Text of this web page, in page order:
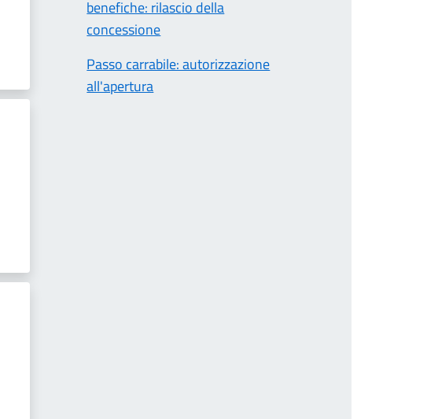
benefiche: rilascio della
concessione
Passo carrabile: autorizzazione
all'apertura